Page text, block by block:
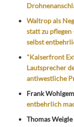
Waltrop als
statt zu
selbst
"Kaiserfront
Lautsprecher
antiwestliche
Frank
entbehrlich
Thomas Weigle